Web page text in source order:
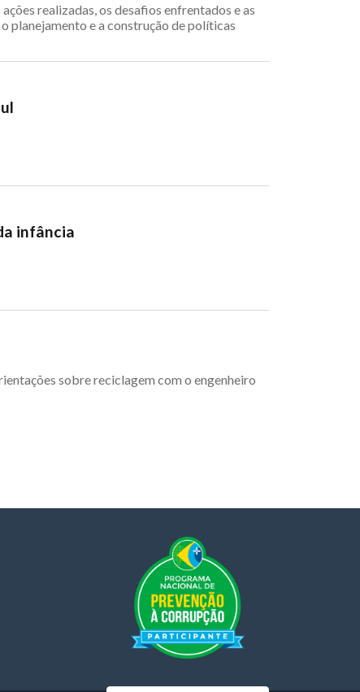
realizadas, os desafios enfrentados e as
planejamento e a construção de políticas
infância
sobre reciclagem com o engenheiro